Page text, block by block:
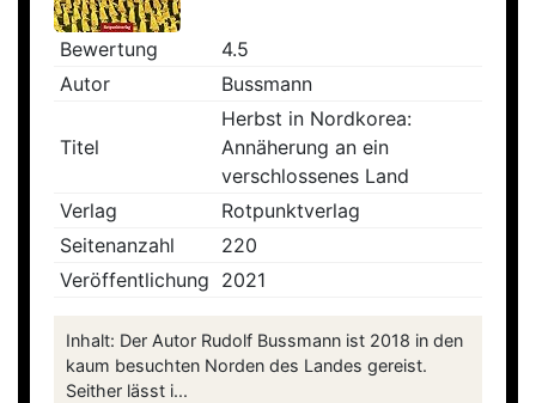
Bewertung
4.5
Autor
Bussmann
Titel
Herbst in Nordkorea:
Annäherung an ein
verschlossenes Land
Verlag
Rotpunktverlag
Seitenanzahl
220
Veröffentlichung 2021
Inhalt: Der Autor Rudolf Bussmann ist 2018 in den
kaum besuchten Norden des Landes gereist.
Seither lässt i...